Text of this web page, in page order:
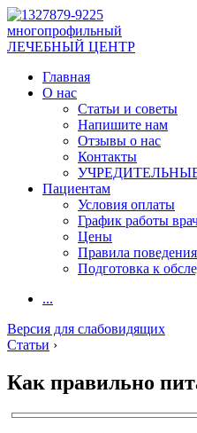
многопрофильный
ЛЕЧЕБНЫЙ ЦЕНТР
Главная
О нас
Статьи и советы
Напишите нам
Отзывы о нас
Контакты
Пациентам
Условия оплаты
График работы
Цены
Правила
Подготовка к
...
Версия для слабовидящих
Статьи ›
Как правильно